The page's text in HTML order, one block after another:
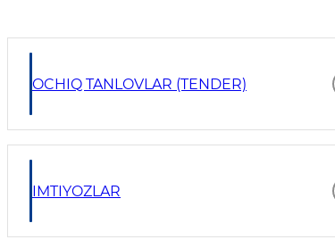
OCHIQ TANLOVLAR (TENDER)
IMTIYOZLAR